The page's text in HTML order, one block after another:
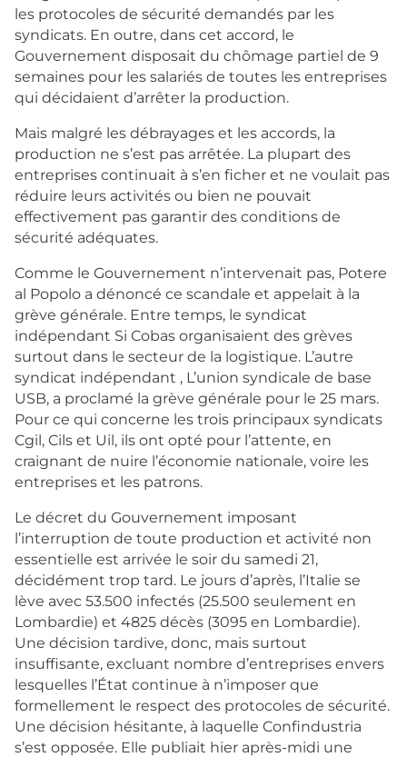
les protocoles de sécurité demandés par les
syndicats. En outre, dans cet accord, le
Gouvernement disposait du chômage partiel de 9
semaines pour les salariés de toutes les entreprises
qui décidaient d’arrêter la production.
Mais malgré les débrayages et les accords, la
production ne s’est pas arrêtée. La plupart des
entreprises continuait à s’en ficher et ne voulait pas
réduire leurs activités ou bien ne pouvait
effectivement pas garantir des conditions de
sécurité adéquates.
Comme le Gouvernement n’intervenait pas, Potere
al Popolo a dénoncé ce scandale et appelait à la
grève générale. Entre temps, le syndicat
indépendant Si Cobas organisaient des grèves
surtout dans le secteur de la logistique. L’autre
syndicat indépendant , L’union syndicale de base
USB, a proclamé la grève générale pour le 25 mars.
Pour ce qui concerne les trois principaux syndicats
Cgil, Cils et Uil, ils ont opté pour l’attente, en
craignant de nuire l’économie nationale, voire les
entreprises et les patrons.
Le décret du Gouvernement imposant
l’interruption de toute production et activité non
essentielle est arrivée le soir du samedi 21,
décidément trop tard. Le jours d’après, l’Italie se
lève avec 53.500 infectés (25.500 seulement en
Lombardie) et 4825 décès (3095 en Lombardie).
Une décision tardive, donc, mais surtout
insuffisante, excluant nombre d’entreprises envers
lesquelles l’État continue à n’imposer que
formellement le respect des protocoles de sécurité.
Une décision hésitante, à laquelle Confindustria
s’est opposée. Elle publiait hier après-midi une